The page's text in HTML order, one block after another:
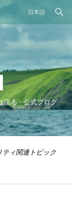
日本語
語る - 公式ブログ
ティ関連トピック